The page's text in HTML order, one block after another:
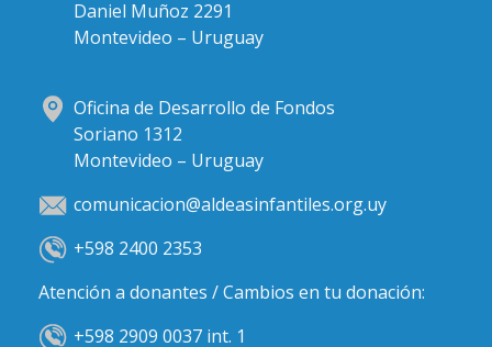
Daniel Muñoz 2291
Montevideo – Uruguay
Oficina de Desarrollo de Fondos
Soriano 1312
Montevideo – Uruguay
comunicacion@aldeasinfantiles.org.uy
+598 2400 2353
Atención a donantes / Cambios en tu donación:
+598 2909 0037 int. 1